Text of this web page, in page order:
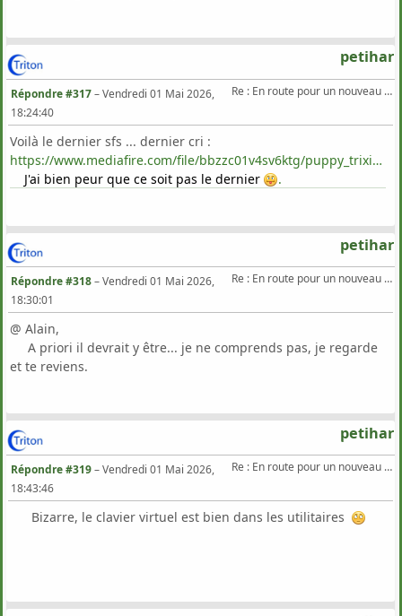
petihar
Re : En route pour un nouveau Triton .
Répondre #317–Vendredi 01 Mai 2026,
18:24:40
Voilà le dernier sfs ... dernier cri :
https://www.mediafire.com/file/bbzzc01v4sv6ktg/puppy_trixiepup64_11.2.sfs/file
J'ai bien peur que ce soit pas le dernier
.
petihar
Re : En route pour un nouveau Triton .
Répondre #318–Vendredi 01 Mai 2026,
18:30:01
@ Alain,
A priori il devrait y être... je ne comprends pas, je regarde
et te reviens.
petihar
Re : En route pour un nouveau Triton .
Répondre #319–Vendredi 01 Mai 2026,
18:43:46
Bizarre, le clavier virtuel est bien dans les utilitaires